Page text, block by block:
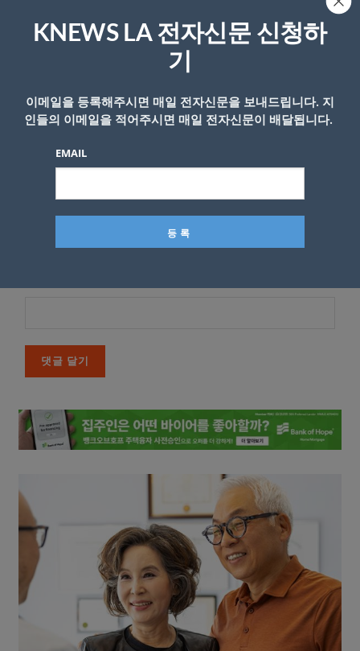
이메일 주소는 공개되지 않습니다. 필수 필드는*로 표시됩니
KNEWS LA 전자신문 신청하
기
이메일을 등록해주시면 매일 전자신문을 보내드립니다. 지
인들의 이메일을 적어주시면 매일 전자신문이 배달됩니다.
EMAIL